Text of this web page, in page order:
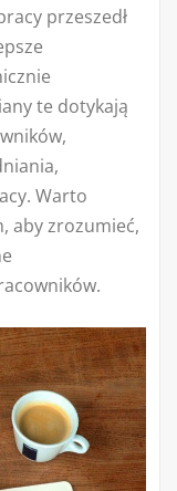
przeszedł
te dotykają
Warto
aby zrozumieć,